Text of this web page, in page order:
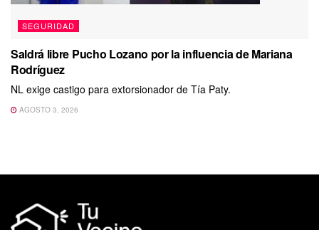
SEGURIDAD
Saldrá libre Pucho Lozano por la influencia de Mariana
Rodríguez
NL exige castigo para extorsionador de Tía Paty.
AGOSTO 3, 2026